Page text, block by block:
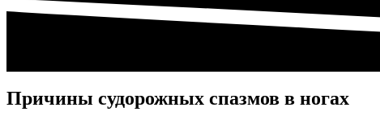
Причины судорожных спазмов в ногах